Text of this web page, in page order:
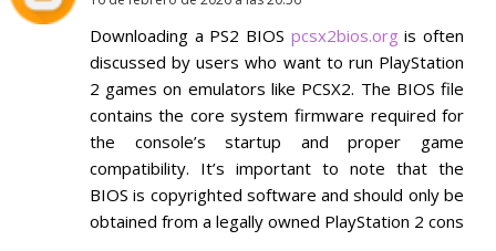
Downloading a PS2 BIOS pcsx2bios.org is often
discussed by users who want to run PlayStation
2 games on emulators like PCSX2. The BIOS file
contains the core system firmware required for
the console’s startup and proper game
compatibility. It’s important to note that the
BIOS is copyrighted software and should only be
obtained from a legally owned PlayStation 2 cons